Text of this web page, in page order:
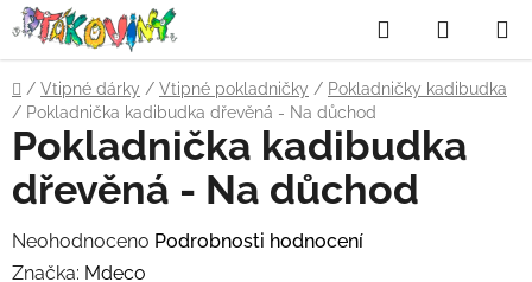
Přejít
na
obsah
Hledat
KOŠÍK
Domů
/ Vtipné dárky / Vtipné pokladničky / Pokladničky kadibudka
/ Pokladnička kadibudka dřevěná - Na důchod
Pokladnička kadibudka
dřevěná - Na důchod
Průměrné
hodnocení
Neohodnoceno Podrobnosti hodnocení
Značka: Mdeco